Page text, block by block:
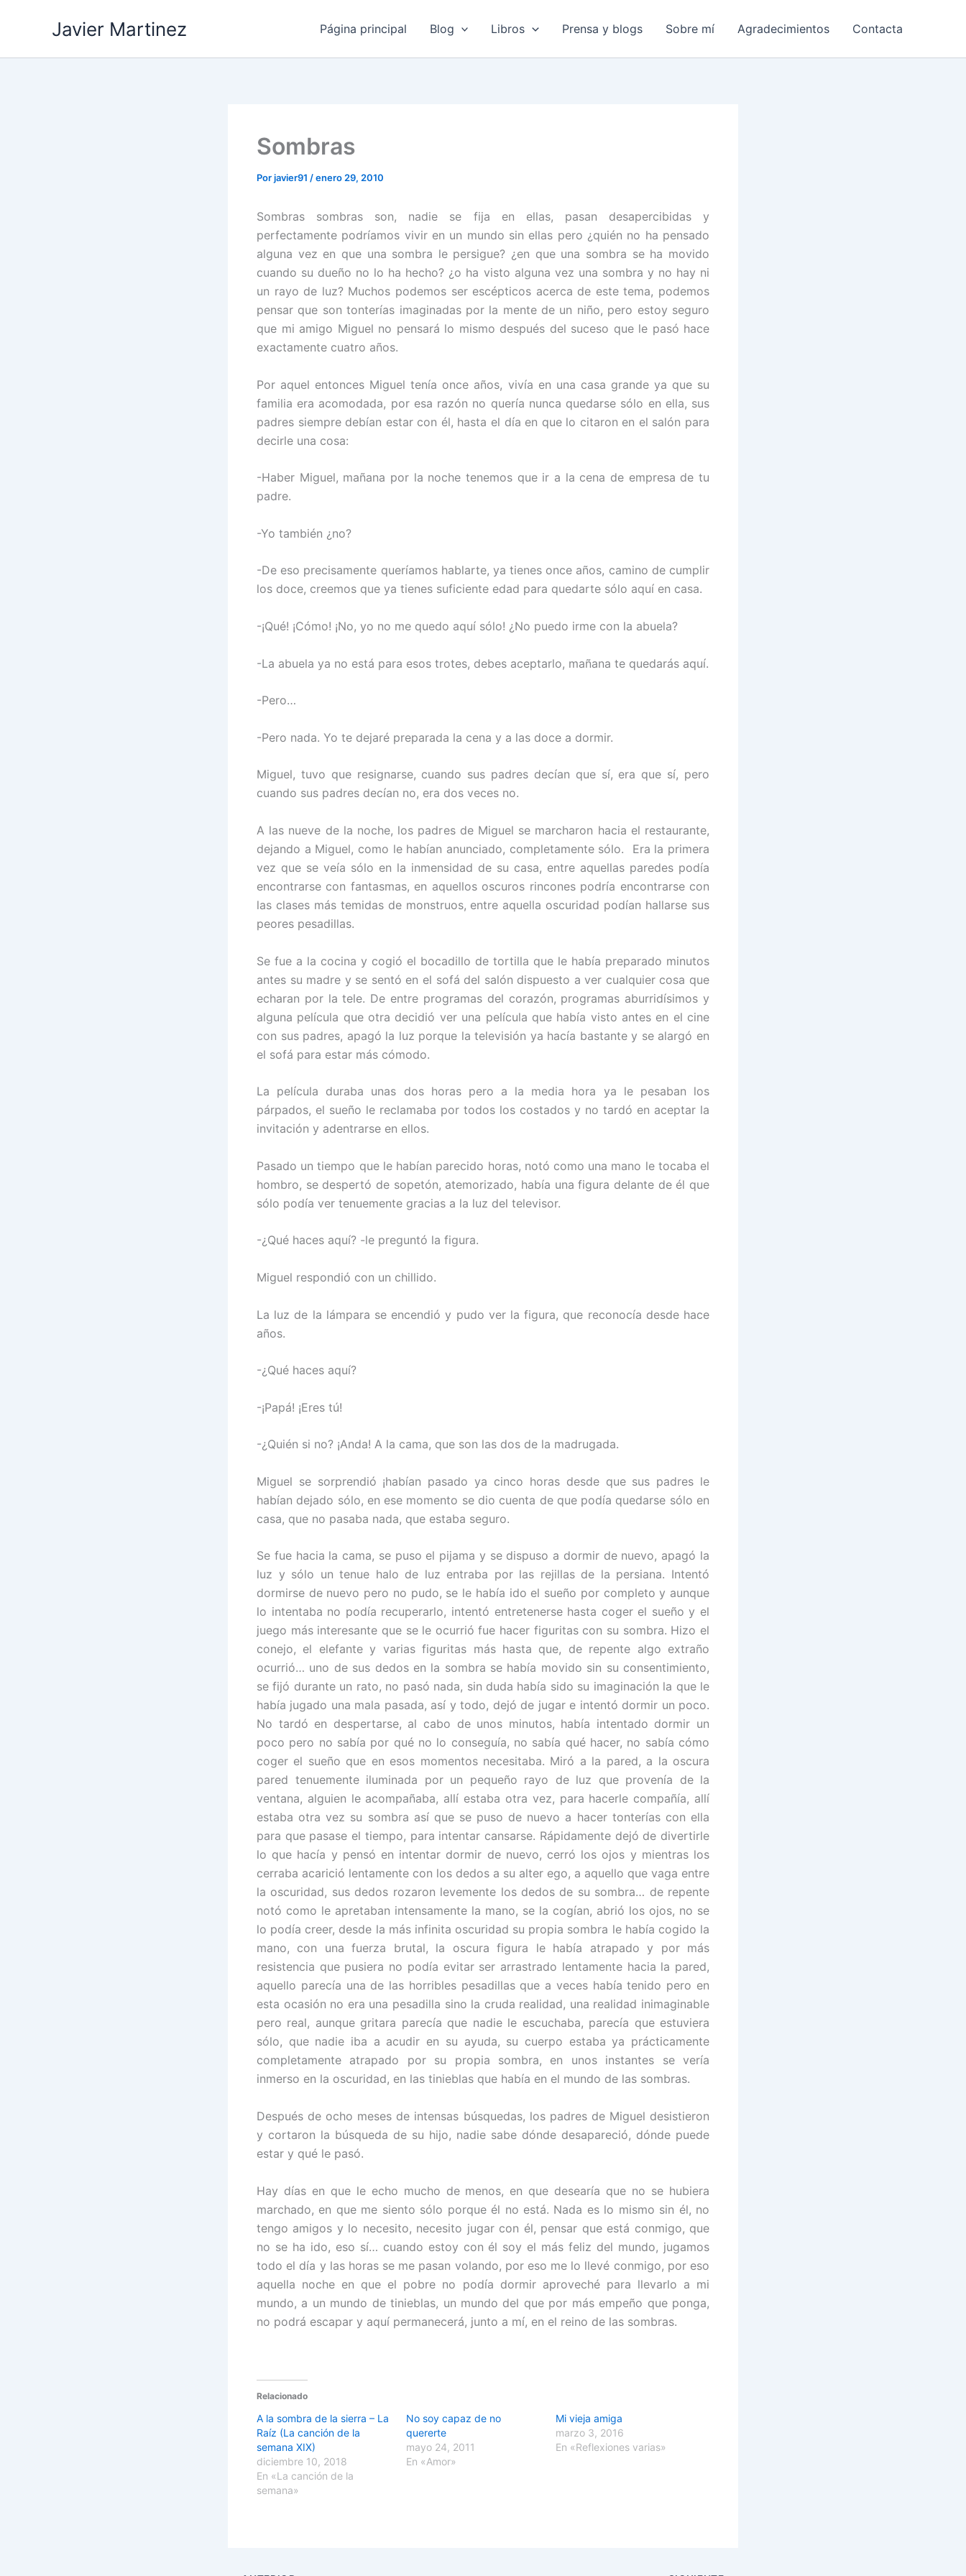
Javier Martinez Página principal Blog Libros Prensa y blogs Sobre mí Agradecimientos Contacta
Sombras
Porjavier91 /enero 29, 2010
Sombras sombras son, nadie se fija en ellas, pasan desapercibidas y
perfectamente podríamos vivir en un mundo sin ellas pero ¿quién no ha pensado
alguna vez en que una sombra le persigue? ¿en que una sombra se ha movido
cuando su dueño no lo ha hecho? ¿o ha visto alguna vez una sombra y no hay ni
un rayo de luz? Muchos podemos ser escépticos acerca de este tema, podemos
pensar que son tonterías imaginadas por la mente de un niño, pero estoy seguro
que mi amigo Miguel no pensará lo mismo después del suceso que le pasó hace
exactamente cuatro años.
Por aquel entonces Miguel tenía once años, vivía en una casa grande ya que su
familia era acomodada, por esa razón no quería nunca quedarse sólo en ella, sus
padres siempre debían estar con él, hasta el día en que lo citaron en el salón para
decirle una cosa:
-Haber Miguel, mañana por la noche tenemos que ir a la cena de empresa de tu
padre.
-Yo también ¿no?
-De eso precisamente queríamos hablarte, ya tienes once años, camino de cumplir
los doce, creemos que ya tienes suficiente edad para quedarte sólo aquí en casa.
-¡Qué! ¡Cómo! ¡No, yo no me quedo aquí sólo! ¿No puedo irme con la abuela?
-La abuela ya no está para esos trotes, debes aceptarlo, mañana te quedarás aquí.
-Pero…
-Pero nada. Yo te dejaré preparada la cena y a las doce a dormir.
Miguel, tuvo que resignarse, cuando sus padres decían que sí, era que sí, pero
cuando sus padres decían no, era dos veces no.
A las nueve de la noche, los padres de Miguel se marcharon hacia el restaurante,
dejando a Miguel, como le habían anunciado, completamente sólo. Era la primera
vez que se veía sólo en la inmensidad de su casa, entre aquellas paredes podía
encontrarse con fantasmas, en aquellos oscuros rincones podría encontrarse con
las clases más temidas de monstruos, entre aquella oscuridad podían hallarse sus
peores pesadillas.
Se fue a la cocina y cogió el bocadillo de tortilla que le había preparado minutos
antes su madre y se sentó en el sofá del salón dispuesto a ver cualquier cosa que
echaran por la tele. De entre programas del corazón, programas aburridísimos y
alguna película que otra decidió ver una película que había visto antes en el cine
con sus padres, apagó la luz porque la televisión ya hacía bastante y se alargó en
el sofá para estar más cómodo.
La película duraba unas dos horas pero a la media hora ya le pesaban los
párpados, el sueño le reclamaba por todos los costados y no tardó en aceptar la
invitación y adentrarse en ellos.
Pasado un tiempo que le habían parecido horas, notó como una mano le tocaba el
hombro, se despertó de sopetón, atemorizado, había una figura delante de él que
sólo podía ver tenuemente gracias a la luz del televisor.
-¿Qué haces aquí? -le preguntó la figura.
Miguel respondió con un chillido.
La luz de la lámpara se encendió y pudo ver la figura, que reconocía desde hace
años.
-¿Qué haces aquí?
-¡Papá! ¡Eres tú!
-¿Quién si no? ¡Anda! A la cama, que son las dos de la madrugada.
Miguel se sorprendió ¡habían pasado ya cinco horas desde que sus padres le
habían dejado sólo, en ese momento se dio cuenta de que podía quedarse sólo en
casa, que no pasaba nada, que estaba seguro.
Se fue hacia la cama, se puso el pijama y se dispuso a dormir de nuevo, apagó la
luz y sólo un tenue halo de luz entraba por las rejillas de la persiana. Intentó
dormirse de nuevo pero no pudo, se le había ido el sueño por completo y aunque
lo intentaba no podía recuperarlo, intentó entretenerse hasta coger el sueño y el
juego más interesante que se le ocurrió fue hacer figuritas con su sombra. Hizo el
conejo, el elefante y varias figuritas más hasta que, de repente algo extraño
ocurrió… uno de sus dedos en la sombra se había movido sin su consentimiento,
se fijó durante un rato, no pasó nada, sin duda había sido su imaginación la que le
había jugado una mala pasada, así y todo, dejó de jugar e intentó dormir un poco.
No tardó en despertarse, al cabo de unos minutos, había intentado dormir un
poco pero no sabía por qué no lo conseguía, no sabía qué hacer, no sabía cómo
coger el sueño que en esos momentos necesitaba. Miró a la pared, a la oscura
pared tenuemente iluminada por un pequeño rayo de luz que provenía de la
ventana, alguien le acompañaba, allí estaba otra vez, para hacerle compañía, allí
estaba otra vez su sombra así que se puso de nuevo a hacer tonterías con ella
para que pasase el tiempo, para intentar cansarse. Rápidamente dejó de divertirle
lo que hacía y pensó en intentar dormir de nuevo, cerró los ojos y mientras los
cerraba acarició lentamente con los dedos a su alter ego, a aquello que vaga entre
la oscuridad, sus dedos rozaron levemente los dedos de su sombra… de repente
notó como le apretaban intensamente la mano, se la cogían, abrió los ojos, no se
lo podía creer, desde la más infinita oscuridad su propia sombra le había cogido la
mano, con una fuerza brutal, la oscura figura le había atrapado y por más
resistencia que pusiera no podía evitar ser arrastrado lentamente hacia la pared,
aquello parecía una de las horribles pesadillas que a veces había tenido pero en
esta ocasión no era una pesadilla sino la cruda realidad, una realidad inimaginable
pero real, aunque gritara parecía que nadie le escuchaba, parecía que estuviera
sólo, que nadie iba a acudir en su ayuda, su cuerpo estaba ya prácticamente
completamente atrapado por su propia sombra, en unos instantes se vería
inmerso en la oscuridad, en las tinieblas que había en el mundo de las sombras.
Después de ocho meses de intensas búsquedas, los padres de Miguel desistieron
y cortaron la búsqueda de su hijo, nadie sabe dónde desapareció, dónde puede
estar y qué le pasó.
Hay días en que le echo mucho de menos, en que desearía que no se hubiera
marchado, en que me siento sólo porque él no está. Nada es lo mismo sin él, no
tengo amigos y lo necesito, necesito jugar con él, pensar que está conmigo, que
no se ha ido, eso sí… cuando estoy con él soy el más feliz del mundo, jugamos
todo el día y las horas se me pasan volando, por eso me lo llevé conmigo, por eso
aquella noche en que el pobre no podía dormir aproveché para llevarlo a mi
mundo, a un mundo de tinieblas, un mundo del que por más empeño que ponga,
no podrá escapar y aquí permanecerá, junto a mí, en el reino de las sombras.
Relacionado
A la sombra de la sierra – La
Raíz (La canción de la
semana XIX)
diciembre 10, 2018
En «La canción de la
semana»
No soy capaz de no
quererte
mayo 24, 2011
En «Amor»
Mi vieja amiga
marzo 3, 2016
En «Reflexiones varias»